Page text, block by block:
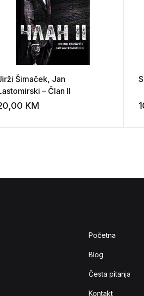
Šimaček, Jan
– Član II
KM Add to
Početna
Blog
Česta pitanja
Kontakt